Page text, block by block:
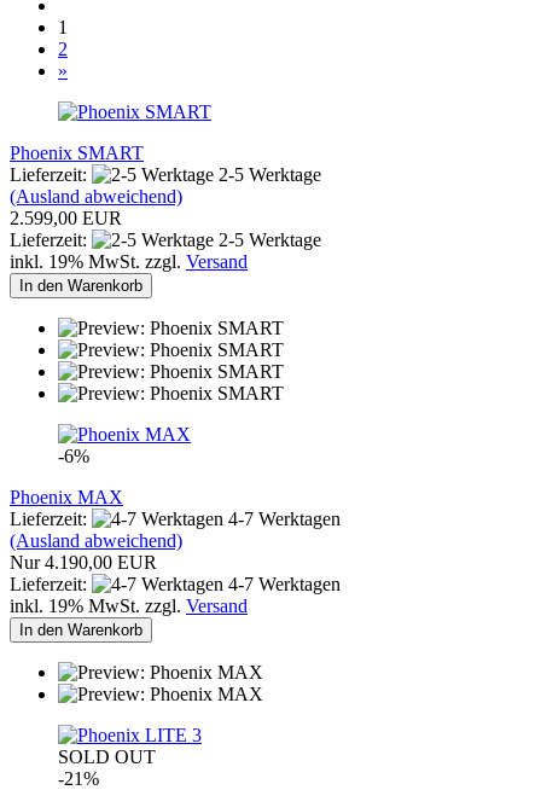
1
2
»
Phoenix SMART
Lieferzeit:
2-5 Werktage
(Ausland abweichend)
2.599,00 EUR
Lieferzeit:
2-5 Werktage
inkl. 19% MwSt. zzgl. Versand
In den Warenkorb
-6%
Phoenix MAX
Lieferzeit:
4-7 Werktagen
(Ausland abweichend)
Nur 4.190,00 EUR
Lieferzeit:
4-7 Werktagen
inkl. 19% MwSt. zzgl. Versand
In den Warenkorb
SOLD OUT
-21%